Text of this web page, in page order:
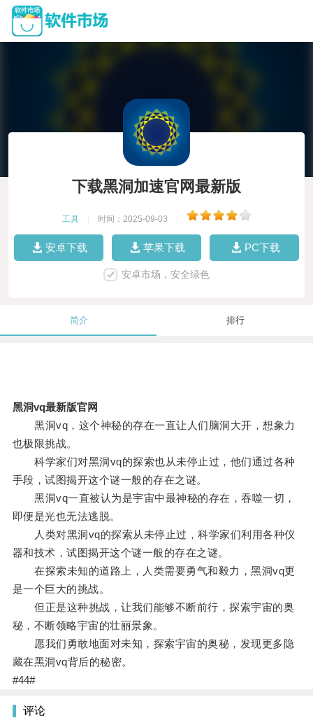
下载黑洞加速官网最新版
工具 时间：2025-09-03
安卓下载 苹果下载 PC下载
安卓市场，安全绿色
简介 排行
黑洞vq最新版官网
黑洞vq，这个神秘的存在一直让人们脑洞大开，想象力
也极限挑战。
科学家们对黑洞vq的探索也从未停止过，他们通过各种
手段，试图揭开这个谜一般的存在之谜。
黑洞vq一直被认为是宇宙中最神秘的存在，吞噬一切，
即便是光也无法逃脱。
人类对黑洞vq的探索从未停止过，科学家们利用各种仪
器和技术，试图揭开这个谜一般的存在之谜。
在探索未知的道路上，人类需要勇气和毅力，黑洞vq更
是一个巨大的挑战。
但正是这种挑战，让我们能够不断前行，探索宇宙的奥
秘，不断领略宇宙的壮丽景象。
愿我们勇敢地面对未知，探索宇宙的奥秘，发现更多隐
藏在黑洞vq背后的秘密。
#44#
评论